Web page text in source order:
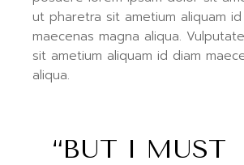
ut pharetra sit ametium aliquam id
maecenas magna aliqua.
sit ametium aliquam id diam
aliqua.
“BUT I MUST